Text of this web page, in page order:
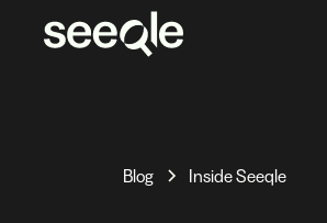
Blog Inside Seeqle